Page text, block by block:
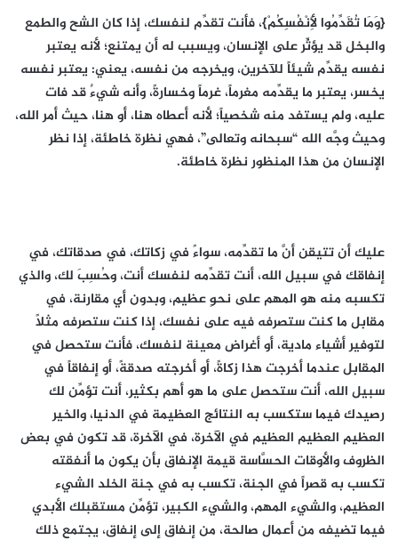
{وَمَا تُقَدِّمُوا لِأَنْفُسِكُمْ}، فأنت تقدِّم لنفسك، إذا كان الشح والطمع
والبخل قد يؤثِّر على الإنسان، ويسبب له أن يمتنع؛ لأنه يعتبر
نفسه يقدِّم شيئاً للآخرين، ويخرجه من نفسه، يعني: يعتبر نفسه
يخسر، يعتبر ما يقدِّمه مغرماً، غرماً وخسارةً، وأنه شيءٌ قد فات
عليه، ولم يستفد منه شخصياً؛ لأنه أعطاه هنا، أو هنا، حيث أمر الله،
وحيث وجَّه الله “سبحانه وتعالى”، فهي نظرة خاطئة، إذا نظر
الإنسان من هذا المنظور نظرة خاطئة.
عليك أن تتيقن أنَّ ما تقدِّمه، سواءً في زكاتك، في صدقاتك، في
إنفاقك في سبيل الله، أنت تقدِّمه لنفسك أنت، وحُسِبَ لك، والذي
تكسبه منه هو المهم على نحوٍ عظيم، وبدون أي مقارنة، في
مقابل ما كنت ستصرفه فيه على نفسك، إذا كنت ستصرفه مثلاً
لتوفير أشياء مادية، أو أغراض معينة لنفسك، فأنت ستحصل في
المقابل عندما أخرجت هذا زكاةً، أو أخرجته صدقةً، أو إنفاقاً في
سبيل الله، أنت ستحصل على ما هو أهم بكثير، أنت تؤمِّن لك
رصيدك فيما ستكسب به النتائج العظيمة في الدنيا، والخير
العظيم العظيم العظيم في الآخرة، في الآخرة، قد تكون في بعض
الظروف والأوقات الحسَّاسة قيمة الإنفاق بأن يكون ما أنفقته
تكسب به قصراً في الجنة، تكسب به في جنة الخلد الشيء
العظيم، والشيء المهم، والشيء الكبير، تؤمِّن مستقبلك الأبدي
فيما تضيفه من أعمال صالحة، من إنفاق إلى إنفاق، يجتمع ذلك